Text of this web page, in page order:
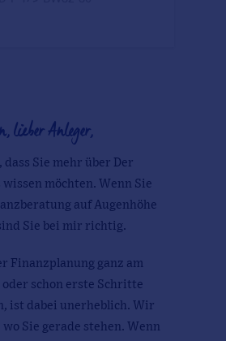
lieber Anleger,
Sie mehr über Der
möchten. Wenn Sie
auf Augenhöhe
Sie bei mir richtig.
Finanzplanung ganz am
oder schon erste Schritte
ist dabei unerheblich. Wir
Sie gerade stehen. Wenn